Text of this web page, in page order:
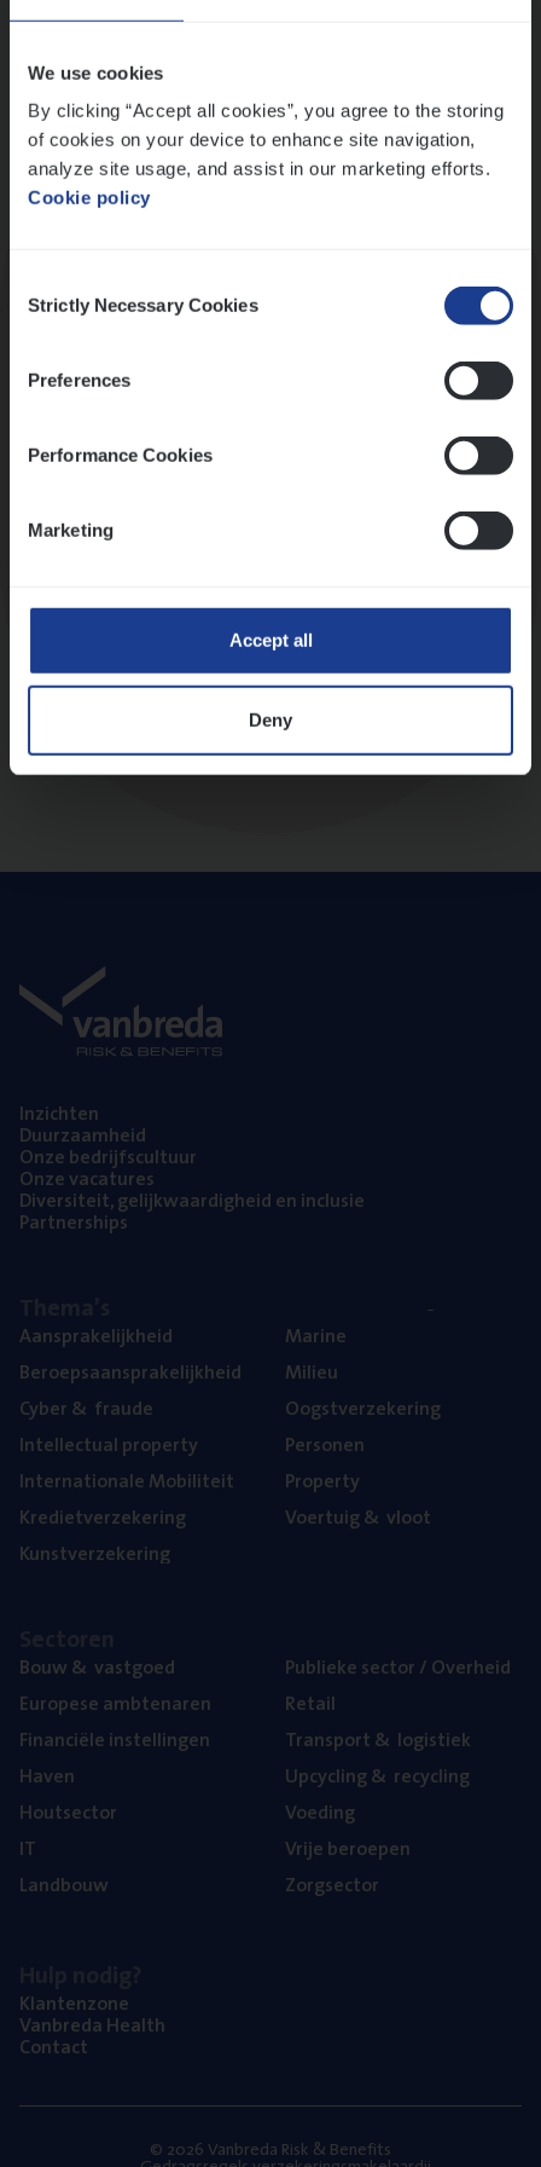
We use cookies
By clicking “Accept all cookies”, you agree to the storing
of cookies on your device to enhance site navigation,
analyze site usage, and assist in our marketing efforts.
Cookie policy
Selection
Strictly Necessary Cookies
Preferences
Performance Cookies
Marketing
Accept all
Deny
Inzich­ten
Duur­zaam­heid
Onze bedrijfs­cul­tuur
Onze vaca­tu­res
Diver­si­teit, gelijk­waar­dig­heid en inclusie
Part­ner­ships
Aan­spra­ke­lijk­heid
Beroeps­aan­spra­ke­lijk­heid
Cyber& fraude
Intel­lec­tu­al property
Inter­na­ti­o­na­le Mobiliteit
Kre­diet­ver­ze­ke­ring
Kunst­ver­ze­ke­ring
Mari­ne
Mili­eu
Oogst­ver­ze­ke­ring
Per­so­nen
Pro­per­ty
Voer­tuig& vloot
Bouw& vastgoed
Euro­pe­se ambtenaren
Finan­ci­ë­le instellingen
Haven
Hout­sec­tor
IT
Land­bouw
Publie­ke sec­tor / Overheid
Retail
Trans­port& logistiek
Upcy­cling& recycling
Voe­ding
Vrije beroe­pen
Zorg­sec­tor
Klan­ten­zo­ne
Van­b­re­da Health
Con­tact
© 2026 Vanbreda Risk & Benefits